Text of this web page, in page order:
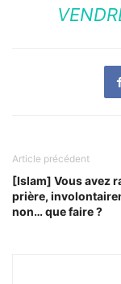
Article précédent
[Islam] Vous avez
prière,
non… que faire ?